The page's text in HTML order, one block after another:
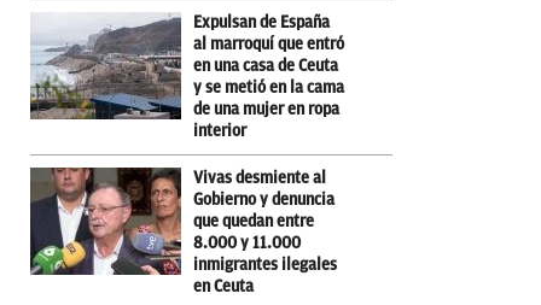
Expulsan de España
al marroquí que entró
en una casa de Ceuta
y se metió en la cama
de una mujer en ropa
interior
Vivas desmiente al
Gobierno y denuncia
que quedan entre
8.000 y 11.000
inmigrantes ilegales
en Ceuta